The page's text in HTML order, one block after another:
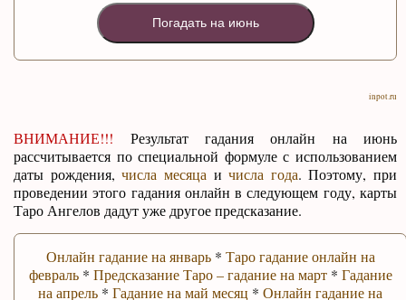
Погадать на июнь
inpot.ru
ВНИМАНИЕ!!! Результат гадания онлайн на июнь
рассчитывается по специальной формуле с использованием
даты рождения,числа месяца ичисла года. Поэтому, при
проведении этого гадания онлайн в следующем году, карты
Таро Ангелов дадут уже другое предсказание.
Онлайн гадание на январь* Таро гадание онлайн на
февраль* Предсказание Таро – гадание на март* Гадание
на апрель *Гадание на май месяц *Онлайн гадание на